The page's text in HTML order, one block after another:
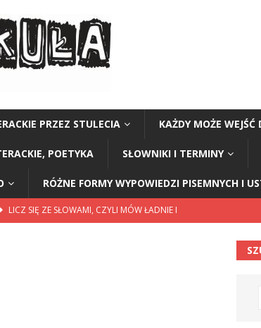
PRZEZ STULECIA KAŻDY MOŻE
POETYKA SŁOWNIKI I TERMINY
RÓŻNE FORMY WYPOWIEDZI PISEMNYCH I
LICZ SIĘ ZE SŁOWAMI, CZYLI MÓW ŁADNIE I